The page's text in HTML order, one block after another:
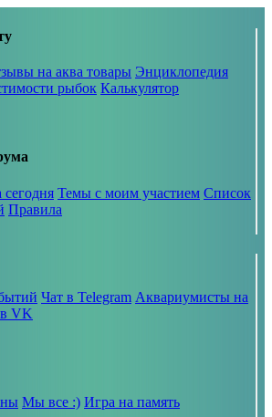
на аква товары Энциклопедия
рыбок Калькулятор
Темы с моим участием Список
Правила
Чат в Telegram Аквариумисты на
VK
Мы все :) Игра на память